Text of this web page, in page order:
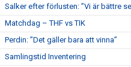
Salker efter förlusten: ”Vi är bättre
Matchdag – THF vs TIK
Perdin: ”Det gäller bara att vinna”
Samlingstid Inventering